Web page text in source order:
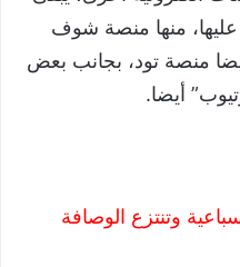
عليها، منها منصة شوف
منصة تود، بجانب بعض
أيضا.
وتنتزع الوصافة